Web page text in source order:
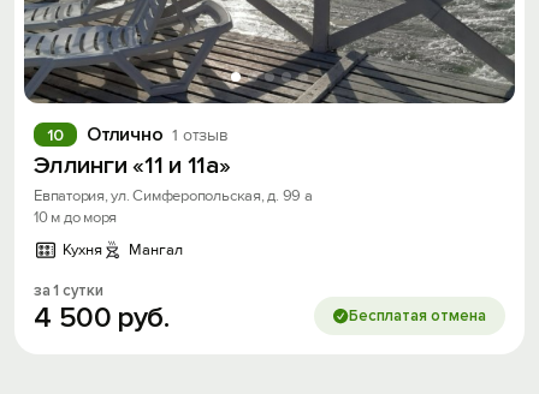
Отлично 1 отзыв
10
Эллинги «11 и 11а»
Евпатория, ул. Симферопольская, д. 99 а
10 м до моря
Кухня
Мангал
за 1 сутки
4 500 руб. Бесплатая отмена